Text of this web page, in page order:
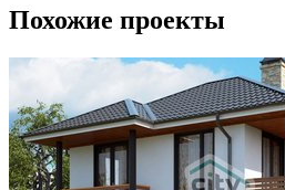
Похожие проекты